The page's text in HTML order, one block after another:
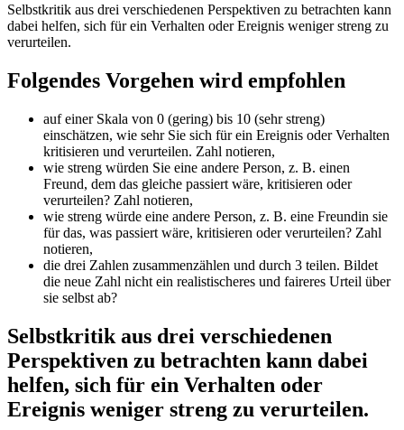
Selbstkritik aus drei verschiedenen Perspektiven zu betrachten kann
dabei helfen, sich für ein Verhalten oder Ereignis weniger streng zu
verurteilen.
Folgendes Vorgehen wird empfohlen
auf einer Skala von 0 (gering) bis 10 (sehr streng)
einschätzen, wie sehr Sie sich für ein Ereignis oder Verhalten
kritisieren und verurteilen. Zahl notieren,
wie streng würden Sie eine andere Person, z. B. einen
Freund, dem das gleiche passiert wäre, kritisieren oder
verurteilen? Zahl notieren,
wie streng würde eine andere Person, z. B. eine Freundin sie
für das, was passiert wäre, kritisieren oder verurteilen? Zahl
notieren,
die drei Zahlen zusammenzählen und durch 3 teilen. Bildet
die neue Zahl nicht ein realistischeres und faireres Urteil über
sie selbst ab?
Selbstkritik aus drei verschiedenen
Perspektiven zu betrachten kann dabei
helfen, sich für ein Verhalten oder
Ereignis weniger streng zu verurteilen.